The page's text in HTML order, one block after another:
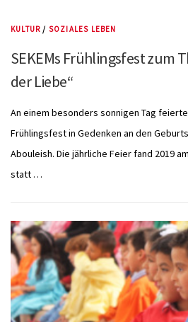
KULTUR / SOZIALES LEBEN
SEKEMs Frühlingsfest zum
der Liebe“
An einem besonders sonnigen Tag feierte
Frühlingsfest in Gedenken an den
Abouleish. Die jährliche Feier fand 2019
statt …